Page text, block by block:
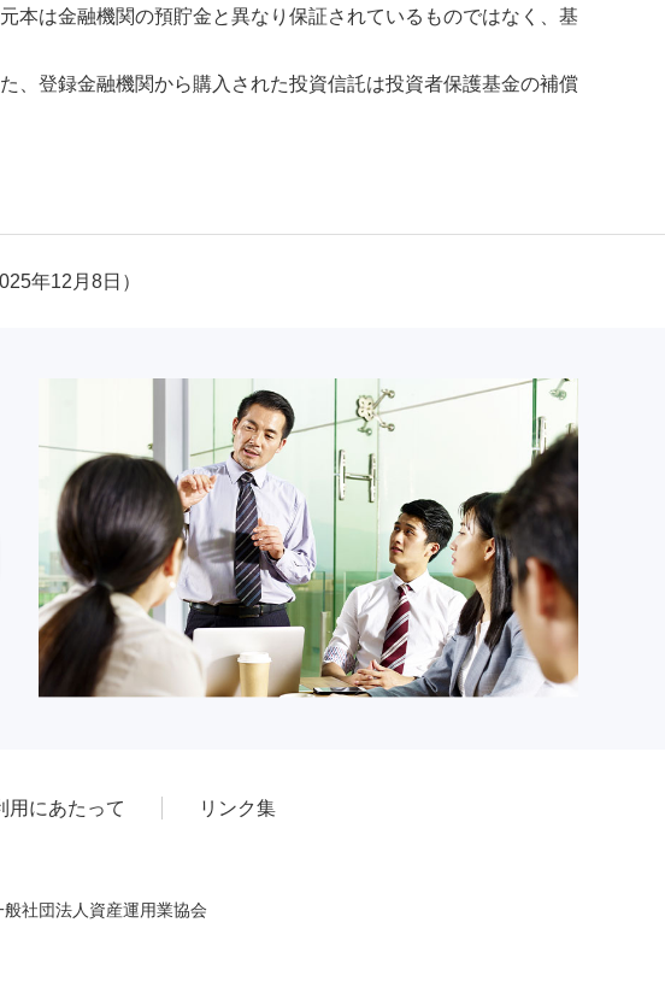
本は金融機関の預貯金と異なり保証されているものではなく、基
、登録金融機関から購入された投資信託は投資者保護基金の補償
年12月8日）
用にあたって
リンク集
社団法人資産運用業協会